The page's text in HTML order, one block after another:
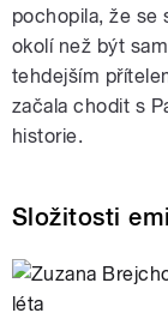
pochopila, že se
okolí než být
tehdejším
začala chodit s
historie.
Složitosti